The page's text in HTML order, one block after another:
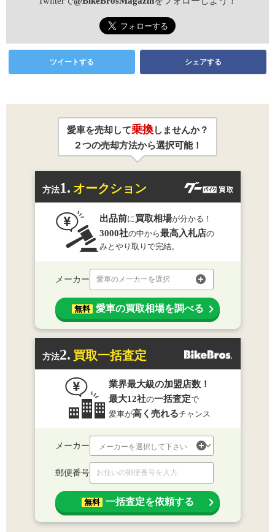
ツイートする シェアする
愛車を売却して乗換しませんか？
２つの売却方法から選択可能！
方法1. オークション
出品前に買取相場が分かる！
3000社の中から最高入札店の
みとやり取りで完結。
メーカー 愛車のメーカーを選択
無料 愛車の買取相場を調べる
方法2. 買取一括査定
業界最大級の加盟店数！
最大12社の一括査定で
愛車が高く売れるチャンス
メーカー
郵便番号
無料 一括査定を依頼する